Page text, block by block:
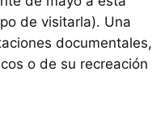
de visitarla). Una
documentales,
o de su recreación